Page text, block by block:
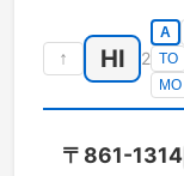
↑ HI 2
A
TO
MO
〒 861-1314